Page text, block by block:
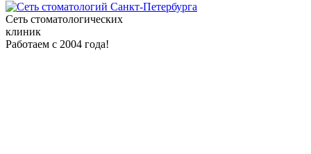
Сеть стоматологических
клиник
Работаем с 2004 года!